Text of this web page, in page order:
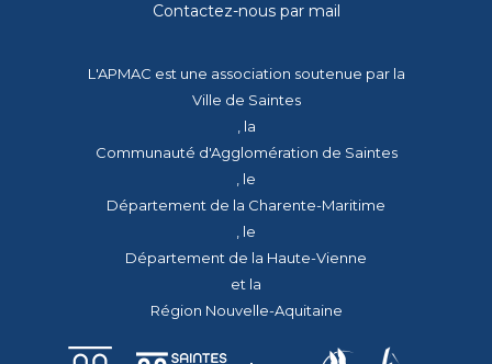
Contactez-nous par mail
L'APMAC est une association soutenue par la
Ville de Saintes
, la
Communauté d'Agglomération de Saintes
, le
Département de la Charente-Maritime
, le
Département de la Haute-Vienne
et la
Région Nouvelle-Aquitaine